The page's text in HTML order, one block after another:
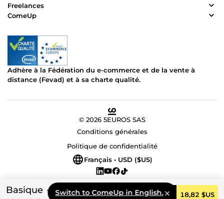
Basique Commander 18,82 $US
Switch to ComeUp in English.
Freelances
ComeUp
Adhère à la Fédération du e-commerce et de la vente à
distance (Fevad) et à sa charte qualité.
© 2026 5EUROS SAS
Conditions générales
Politique de confidentialité
Français • USD ($US)